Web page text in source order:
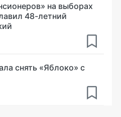
на выборах
48-летний
снять «Яблоко» с